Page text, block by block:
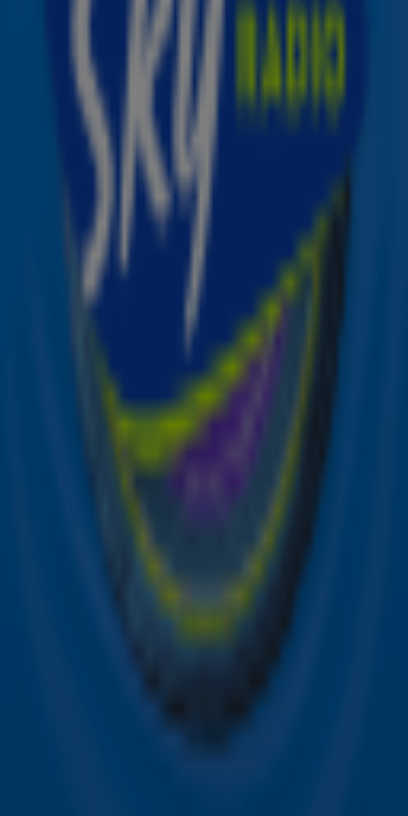
Michelle, het is geen Kensington, maar… Duncan
Duncan onze 'voice'
Duncan deed vier jaar geleden mee aan The Voice Of
Holland en schopte het binnen team Ilse tot de liveshows.
Dat was absoluut geen verrassing aangezien Duncan een
geweldige auditie deed waarbij alle coaches draaiden.
Ontvang onze nieuwsbrief
Meld je aan voor de nieuwsbrief van Sky Radio en blijf op
over je favoriete Sky-artiesten.
Meld je aan voor onze wekelijkse nieuwsbrief met daarin
samenwerking met onze partners organiseren. Je kunt je
op ieder moment afmelden. Zie voor meer informatie de
privacyverklaring.
Online radio luisteren naar Sky Radio